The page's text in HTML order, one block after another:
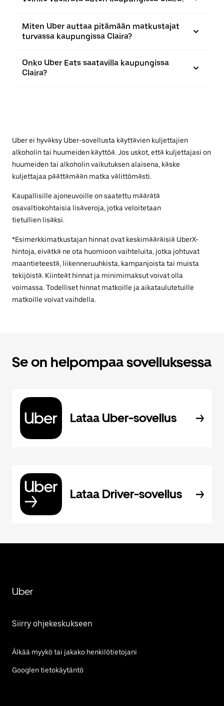
Miten Uber auttaa pitämään matkustajat
turvassa kaupungissa Claira?
Onko Uber Eats saatavilla kaupungissa
Claira?
Uber ei hyväksy Uber-sovellusta käyttävien kuljettajien
alkoholin tai huumeiden käyttöä. Jos uskot, että kuljettajasi on
huumeiden tai alkoholin vaikutuksen alaisena, käske
kuljettajaa päättämään matka välittömästi.
Kaupallisille ajoneuvoille on saatettu määrätä
osavaltiokohtaisia lisäveroja, jotka veloitetaan
tietullien lisäksi.
*Esimerkkimatkustajan hinnat ovat keskimääräisiä UberX-
hintoja, eivätkä ne ota huomioon vaihteluita, jotka johtuvat
maantieteestä, liikenneruuhkista, kampanjoista tai muista
tekijöistä. Kiinteät hinnat ja minimimaksut voivat olla
voimassa. Todelliset hinnat matkoille ja aikataulutetuille
matkoille voivat vaihdella.
Se on helpompaa sovelluksessa
Lataa Uber-sovellus
Lataa Driver-sovellus
Uber
Siirry ohjekeskukseen
Älkää myykö tai jakako henkilötietojani
Googlen tietokäytäntö